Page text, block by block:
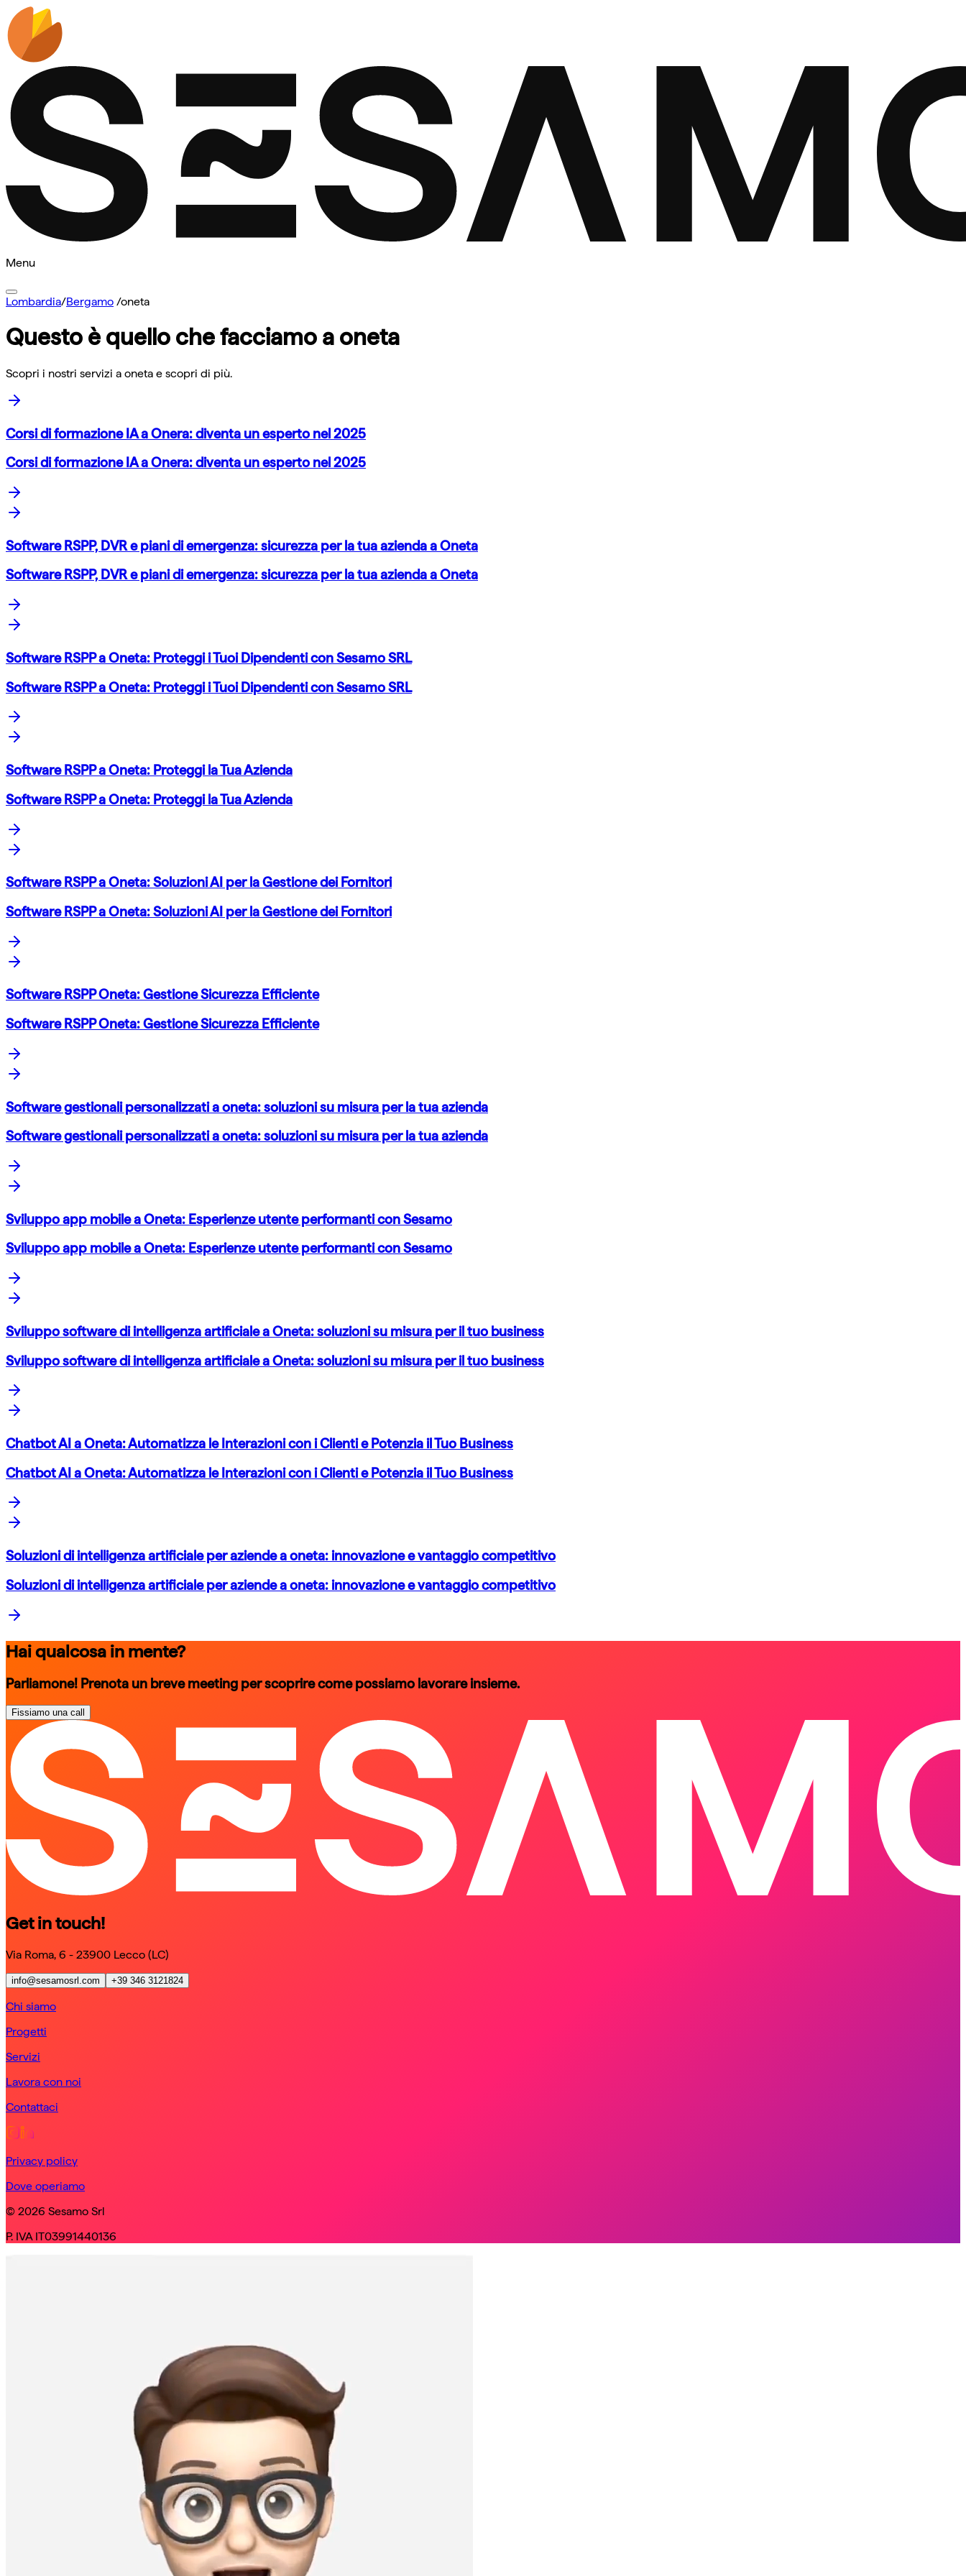
Menu
Lombardia/Bergamo /oneta
Questo è quello che facciamo a oneta
Scopri i nostri servizi a oneta e scopri di più.
Corsi di formazione IA a Onera: diventa un esperto nel 2025
Corsi di formazione IA a Onera: diventa un esperto nel 2025
Software RSPP, DVR e piani di emergenza: sicurezza per la tua azienda a Oneta
Software RSPP, DVR e piani di emergenza: sicurezza per la tua azienda a Oneta
Software RSPP a Oneta: Proteggi i Tuoi Dipendenti con Sesamo SRL
Software RSPP a Oneta: Proteggi i Tuoi Dipendenti con Sesamo SRL
Software RSPP a Oneta: Proteggi la Tua Azienda
Software RSPP a Oneta: Proteggi la Tua Azienda
Software RSPP a Oneta: Soluzioni AI per la Gestione dei Fornitori
Software RSPP a Oneta: Soluzioni AI per la Gestione dei Fornitori
Software RSPP Oneta: Gestione Sicurezza Efficiente
Software RSPP Oneta: Gestione Sicurezza Efficiente
Software gestionali personalizzati a oneta: soluzioni su misura per la tua azienda
Software gestionali personalizzati a oneta: soluzioni su misura per la tua azienda
Sviluppo app mobile a Oneta: Esperienze utente performanti con Sesamo
Sviluppo app mobile a Oneta: Esperienze utente performanti con Sesamo
Sviluppo software di intelligenza artificiale a Oneta: soluzioni su misura per il tuo business
Sviluppo software di intelligenza artificiale a Oneta: soluzioni su misura per il tuo business
Chatbot AI a Oneta: Automatizza le Interazioni con i Clienti e Potenzia il Tuo Business
Chatbot AI a Oneta: Automatizza le Interazioni con i Clienti e Potenzia il Tuo Business
Soluzioni di intelligenza artificiale per aziende a oneta: innovazione e vantaggio competitivo
Soluzioni di intelligenza artificiale per aziende a oneta: innovazione e vantaggio competitivo
Hai qualcosa in mente?
Parliamone! Prenota un breve meeting per scoprire come possiamo lavorare insieme.
Fissiamo una call
schedule a call
schedule a call
Get in touch!
Via Roma, 6 - 23900 Lecco (LC)
info@sesamosrl.com +39 346 3121824
Chi siamo
Progetti
Servizi
Lavora con noi
Contattaci
Privacy policy
Dove operiamo
© 2026 Sesamo Srl
P. IVA IT03991440136